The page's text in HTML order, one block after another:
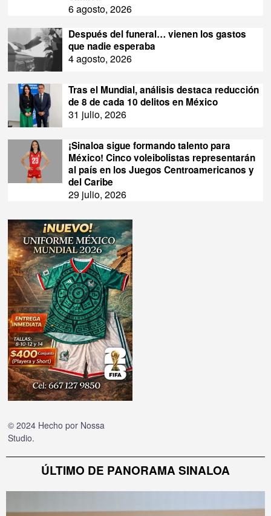
6 agosto, 2026
Después del funeral… vienen los gastos
que nadie esperaba
4 agosto, 2026
Tras el Mundial, análisis destaca reducción
de 8 de cada 10 delitos en México
31 julio, 2026
¡Sinaloa sigue formando talento para
México! Cinco voleibolistas representarán
al país en los Juegos Centroamericanos y
del Caribe
29 julio, 2026
© 2024 Hecho por Nossa
Studio.
ÚLTIMO DE PANORAMA SINALOA